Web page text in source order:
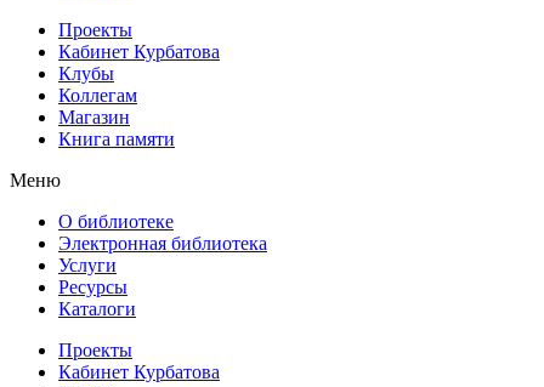
Проекты
Кабинет Курбатова
Клубы
Коллегам
Магазин
Книга памяти
Меню
О библиотеке
Электронная библиотека
Услуги
Ресурсы
Каталоги
Проекты
Кабинет Курбатова